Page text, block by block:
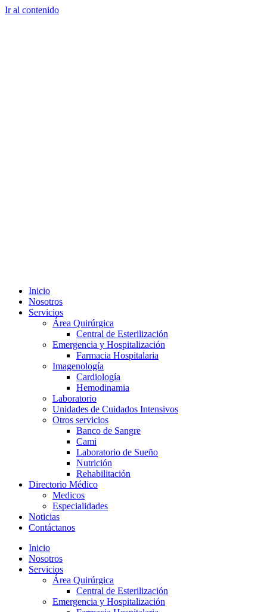
Ir al contenido
Inicio
Nosotros
Servicios
Área Quirúrgica
Central de Esterilización
Emergencia y Hospitalización
Farmacia Hospitalaria
Imagenología
Cardiología
Hemodinamia
Laboratorio
Unidades de Cuidados Intensivos
Otros servicios
Banco de Sangre
Cami
Laboratorio de Sueño
Nutrición
Rehabilitación
Directorio Médico
Medicos
Especialidades
Noticias
Contáctanos
Inicio
Nosotros
Servicios
Área Quirúrgica
Central de Esterilización
Emergencia y Hospitalización